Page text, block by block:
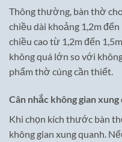
Thông thường, bàn thờ
chiều dài khoảng 1,2m đến
chiều cao từ 1,2m đến
không quá lớn so với
phẩm thờ cúng cần thiết.
Cân nhắc không gian xung
Khi chọn kích thước bàn
không gian xung quanh.